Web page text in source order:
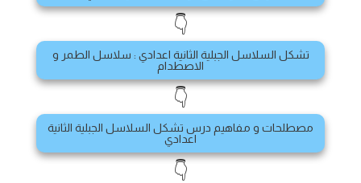
👇
تشكل السلاسل الجبلية الثانية اعدادي : سلاسل الطمر و
الاصطدام
👇
مصطلحات و مفاهيم درس تشكل السلاسل الجبلية الثانية
اعدادي
👇